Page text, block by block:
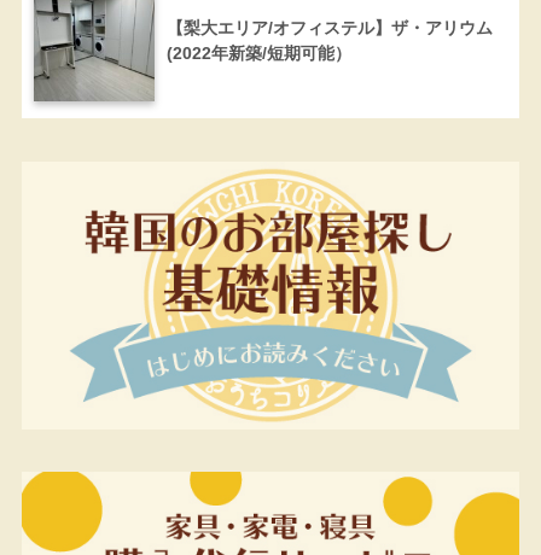
【梨大エリア/オフィステル】ザ・アリウム
(2022年新築/短期可能）